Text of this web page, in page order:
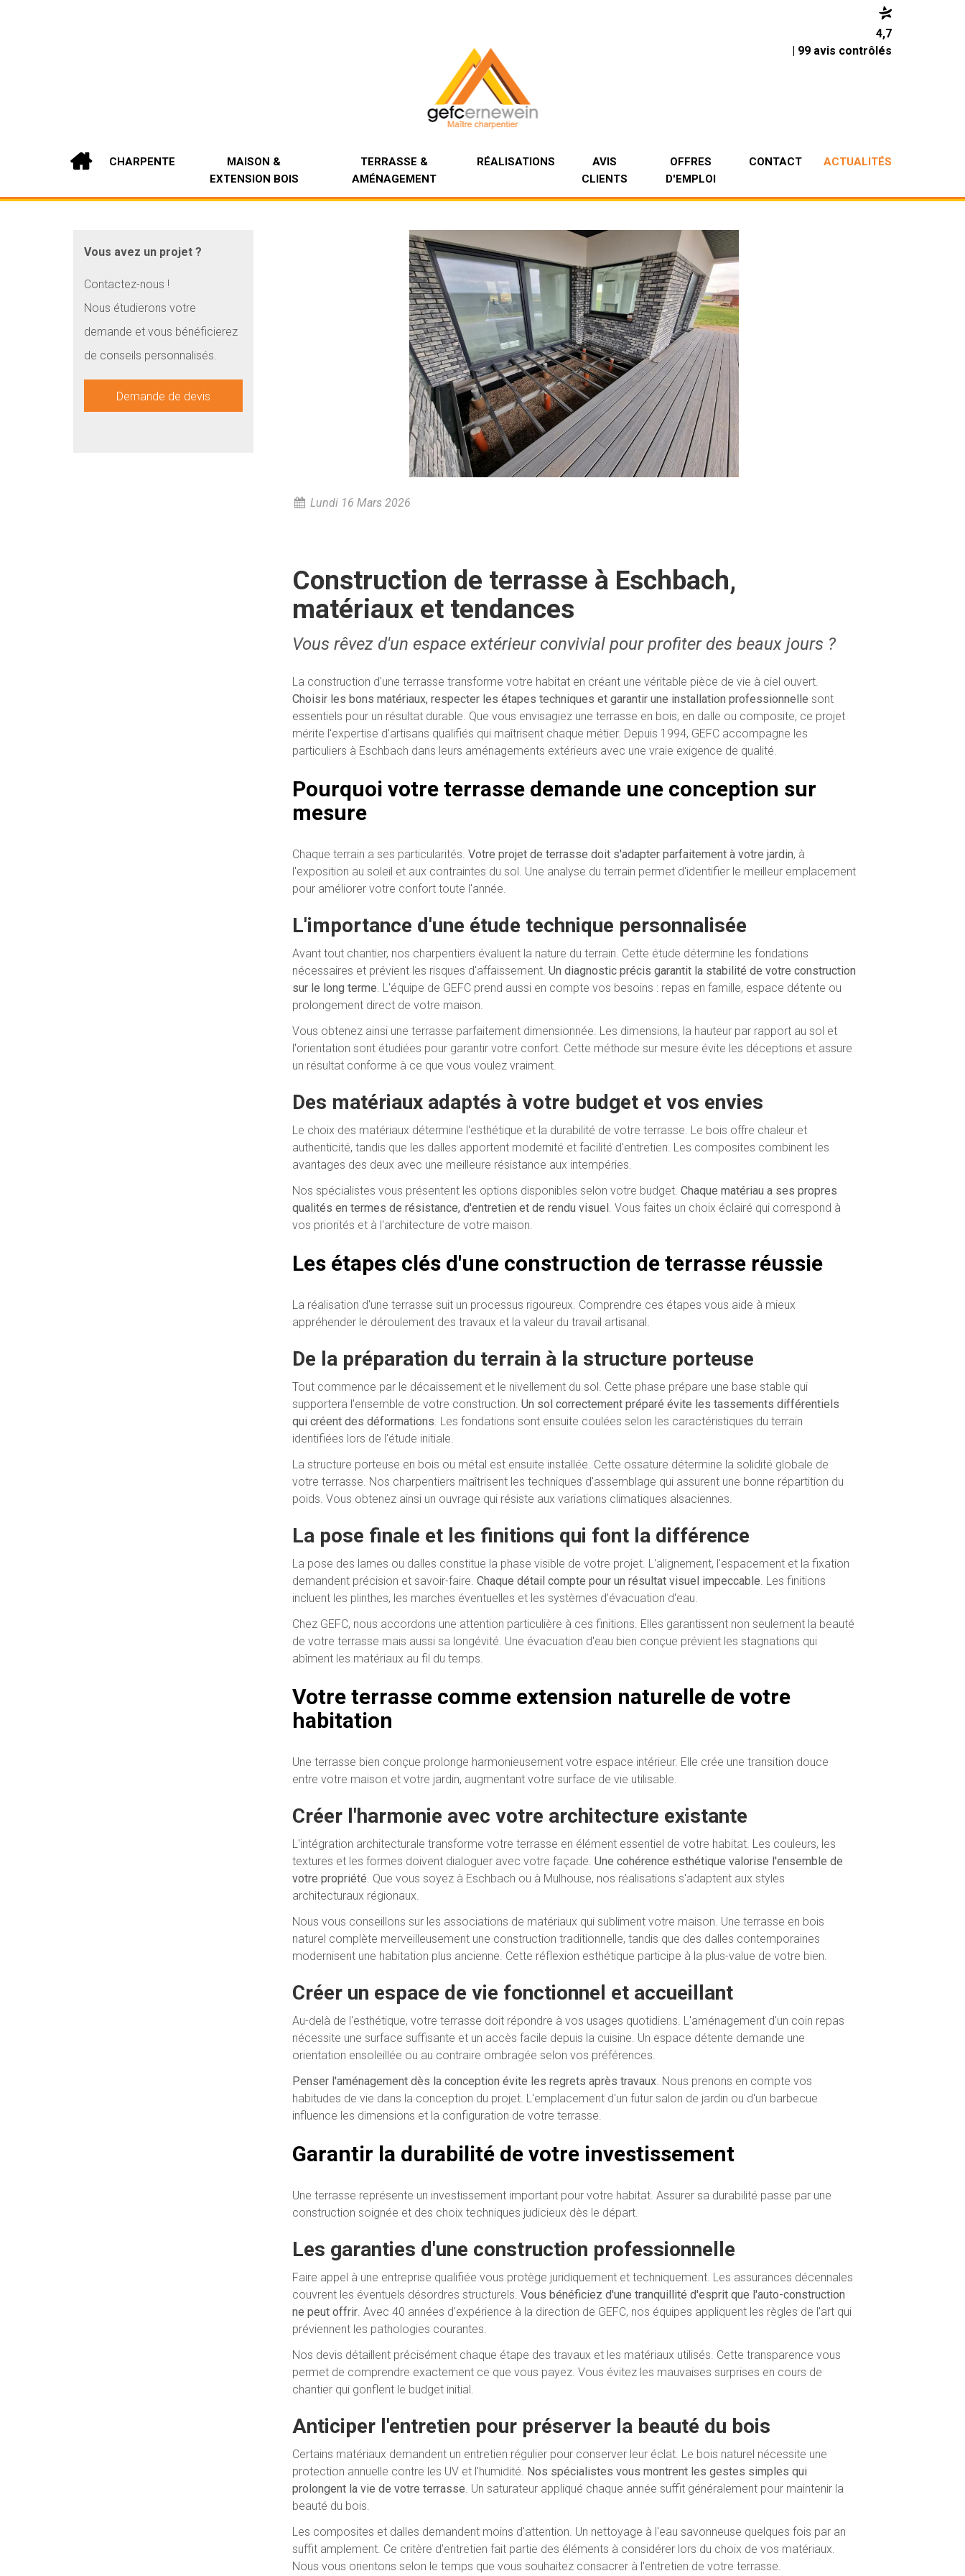
4,7
| 99 avis contrôlés
CHARPENTE
MAISON &
EXTENSION BOIS
TERRASSE &
AMÉNAGEMENT
RÉALISATIONS
AVIS
CLIENTS
OFFRES
D'EMPLOI
CONTACT ACTUALITÉS
Vous avez un projet ?
Contactez-nous !
Nous étudierons votre
demande et vous bénéficierez
de conseils personnalisés.
Demande de devis
Lundi 16 Mars 2026
Construction de terrasse à Eschbach,
matériaux et tendances
Vous rêvez d'un espace extérieur convivial pour profiter des beaux jours ?
La construction d'une terrasse transforme votre habitat en créant une véritable pièce de vie à ciel ouvert.
Choisir les bons matériaux, respecter les étapes techniques et garantir une installation professionnelle sont
essentiels pour un résultat durable. Que vous envisagiez une terrasse en bois, en dalle ou composite, ce projet
mérite l'expertise d'artisans qualifiés qui maîtrisent chaque métier. Depuis 1994, GEFC accompagne les
particuliers à Eschbach dans leurs aménagements extérieurs avec une vraie exigence de qualité.
Pourquoi votre terrasse demande une conception sur
mesure
Chaque terrain a ses particularités. Votre projet de terrasse doit s'adapter parfaitement à votre jardin, à
l'exposition au soleil et aux contraintes du sol. Une analyse du terrain permet d'identifier le meilleur emplacement
pour améliorer votre confort toute l'année.
L'importance d'une étude technique personnalisée
Avant tout chantier, nos charpentiers évaluent la nature du terrain. Cette étude détermine les fondations
nécessaires et prévient les risques d'affaissement. Un diagnostic précis garantit la stabilité de votre construction
sur le long terme . L'équipe de GEFC prend aussi en compte vos besoins : repas en famille, espace détente ou
prolongement direct de votre maison.
Vous obtenez ainsi une terrasse parfaitement dimensionnée. Les dimensions, la hauteur par rapport au sol et
l'orientation sont étudiées pour garantir votre confort. Cette méthode sur mesure évite les déceptions et assure
un résultat conforme à ce que vous voulez vraiment.
Des matériaux adaptés à votre budget et vos envies
Le choix des matériaux détermine l'esthétique et la durabilité de votre terrasse. Le bois offre chaleur et
authenticité, tandis que les dalles apportent modernité et facilité d'entretien. Les composites combinent les
avantages des deux avec une meilleure résistance aux intempéries.
Nos spécialistes vous présentent les options disponibles selon votre budget. Chaque matériau a ses propres
qualités en termes de résistance, d'entretien et de rendu visuel. Vous faites un choix éclairé qui correspond à
vos priorités et à l'architecture de votre maison.
Les étapes clés d'une construction de terrasse réussie
La réalisation d'une terrasse suit un processus rigoureux. Comprendre ces étapes vous aide à mieux
appréhender le déroulement des travaux et la valeur du travail artisanal.
De la préparation du terrain à la structure porteuse
Tout commence par le décaissement et le nivellement du sol. Cette phase prépare une base stable qui
supportera l'ensemble de votre construction. Un sol correctement préparé évite les tassements différentiels
qui créent des déformations . Les fondations sont ensuite coulées selon les caractéristiques du terrain
identifiées lors de l'étude initiale.
La structure porteuse en bois ou métal est ensuite installée. Cette ossature détermine la solidité globale de
votre terrasse. Nos charpentiers maîtrisent les techniques d'assemblage qui assurent une bonne répartition du
poids. Vous obtenez ainsi un ouvrage qui résiste aux variations climatiques alsaciennes.
La pose finale et les finitions qui font la différence
La pose des lames ou dalles constitue la phase visible de votre projet. L'alignement, l'espacement et la fixation
demandent précision et savoir-faire. Chaque détail compte pour un résultat visuel impeccable . Les finitions
incluent les plinthes, les marches éventuelles et les systèmes d'évacuation d'eau.
Chez GEFC, nous accordons une attention particulière à ces finitions. Elles garantissent non seulement la beauté
de votre terrasse mais aussi sa longévité. Une évacuation d'eau bien conçue prévient les stagnations qui
abîment les matériaux au fil du temps.
Votre terrasse comme extension naturelle de votre
habitation
Une terrasse bien conçue prolonge harmonieusement votre espace intérieur. Elle crée une transition douce
entre votre maison et votre jardin, augmentant votre surface de vie utilisable.
Créer l'harmonie avec votre architecture existante
L'intégration architecturale transforme votre terrasse en élément essentiel de votre habitat. Les couleurs, les
textures et les formes doivent dialoguer avec votre façade. Une cohérence esthétique valorise l'ensemble de
votre propriété . Que vous soyez à Eschbach ou à Mulhouse, nos réalisations s'adaptent aux styles
architecturaux régionaux.
Nous vous conseillons sur les associations de matériaux qui subliment votre maison. Une terrasse en bois
naturel complète merveilleusement une construction traditionnelle, tandis que des dalles contemporaines
modernisent une habitation plus ancienne. Cette réflexion esthétique participe à la plus-value de votre bien.
Créer un espace de vie fonctionnel et accueillant
Au-delà de l'esthétique, votre terrasse doit répondre à vos usages quotidiens. L'aménagement d'un coin repas
nécessite une surface suffisante et un accès facile depuis la cuisine. Un espace détente demande une
orientation ensoleillée ou au contraire ombragée selon vos préférences.
Penser l'aménagement dès la conception évite les regrets après travaux. Nous prenons en compte vos
habitudes de vie dans la conception du projet. L'emplacement d'un futur salon de jardin ou d'un barbecue
influence les dimensions et la configuration de votre terrasse.
Garantir la durabilité de votre investissement
Une terrasse représente un investissement important pour votre habitat. Assurer sa durabilité passe par une
construction soignée et des choix techniques judicieux dès le départ.
Les garanties d'une construction professionnelle
Faire appel à une entreprise qualifiée vous protège juridiquement et techniquement. Les assurances décennales
couvrent les éventuels désordres structurels. Vous bénéficiez d'une tranquillité d'esprit que l'auto-construction
ne peut offrir. Avec 40 années d'expérience à la direction de GEFC, nos équipes appliquent les règles de l'art qui
préviennent les pathologies courantes.
Nos devis détaillent précisément chaque étape des travaux et les matériaux utilisés. Cette transparence vous
permet de comprendre exactement ce que vous payez. Vous évitez les mauvaises surprises en cours de
chantier qui gonflent le budget initial.
Anticiper l'entretien pour préserver la beauté du bois
Certains matériaux demandent un entretien régulier pour conserver leur éclat. Le bois naturel nécessite une
protection annuelle contre les UV et l'humidité. Nos spécialistes vous montrent les gestes simples qui
prolongent la vie de votre terrasse . Un saturateur appliqué chaque année suffit généralement pour maintenir la
beauté du bois.
Les composites et dalles demandent moins d'attention. Un nettoyage à l'eau savonneuse quelques fois par an
suffit amplement. Ce critère d'entretien fait partie des éléments à considérer lors du choix de vos matériaux.
Nous vous orientons selon le temps que vous souhaitez consacrer à l'entretien de votre terrasse.